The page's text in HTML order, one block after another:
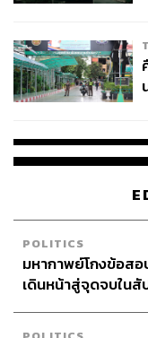
POLITICS
มหากาพย์โกงข้อส
เดินหน้าสู่จุดจบในสั